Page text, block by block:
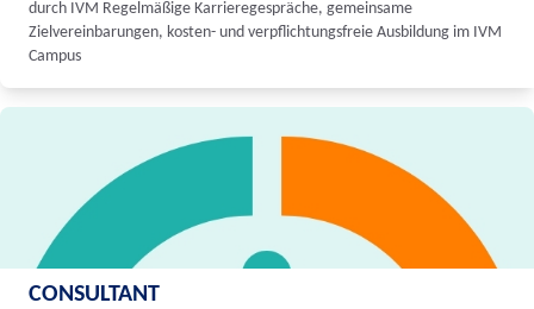
durch IVM Regelmäßige Karrieregespräche, gemeinsame
Zielvereinbarungen, kosten- und verpflichtungsfreie Ausbildung im IVM
Campus
CONSULTANT